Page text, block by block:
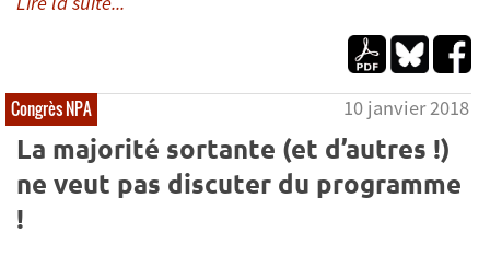
Congrès NPA 10 janvier 2018
La majorité sortante (et d’autres !)
ne veut pas discuter du programme
!